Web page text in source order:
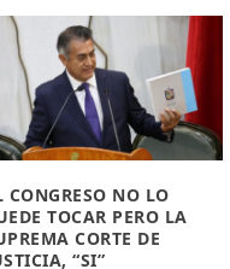
CONGRESO NO LO
TOCAR PERO LA
CORTE DE
“SI”